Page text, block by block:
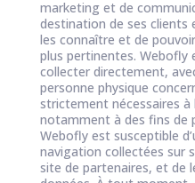
marketing et de
destination de ses clients
les connaître et de
plus pertinentes. Webofly
collecter directement,
personne physique
strictement nécessaires à
notamment à des fins de
Webofly est susceptible
navigation collectées sur
site de partenaires, et de